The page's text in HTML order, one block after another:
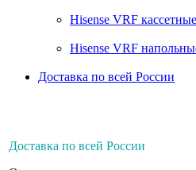
Hisense VRF
Hisense VRF
Доставка по всей России
Доставка по всей России